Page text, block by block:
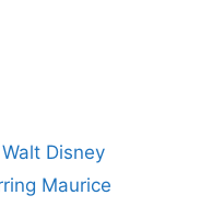
Disney
Maurice